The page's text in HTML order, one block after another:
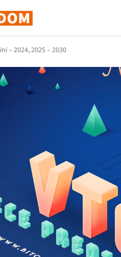
– 2024, 2025 – 2030